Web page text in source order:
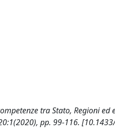
tra Stato, Regioni ed
pp. 99-116.